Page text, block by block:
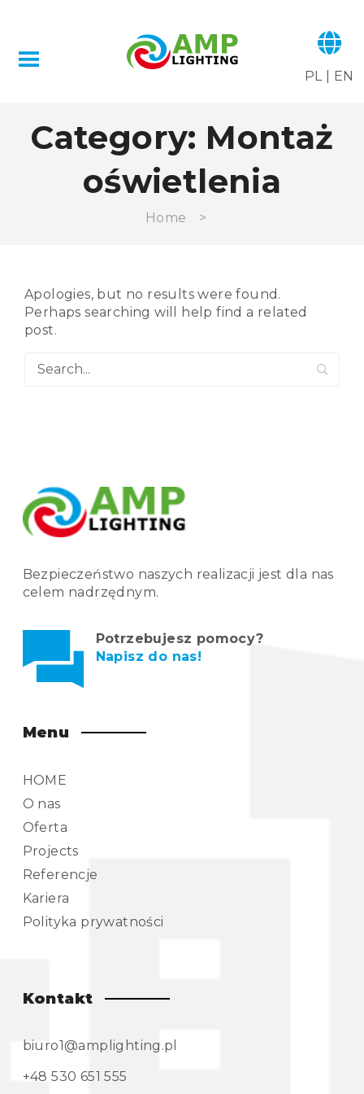
PL EN
Category: Montaż
oświetlenia
Home >
Apologies, but no results were found.
Perhaps searching will help find a related
post.
Bezpieczeństwo naszych realizacji jest dla nas
celem nadrzędnym.
Potrzebujesz pomocy?
Napisz do nas!
Menu
HOME
O nas
Oferta
Projects
Referencje
Kariera
Polityka prywatności
Kontakt
biuro1@amplighting.pl
+48 530 651 555